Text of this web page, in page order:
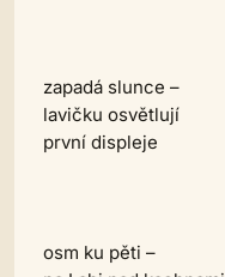
zapadá slunce –
lavičku osvětlují
první displeje
osm ku pěti –